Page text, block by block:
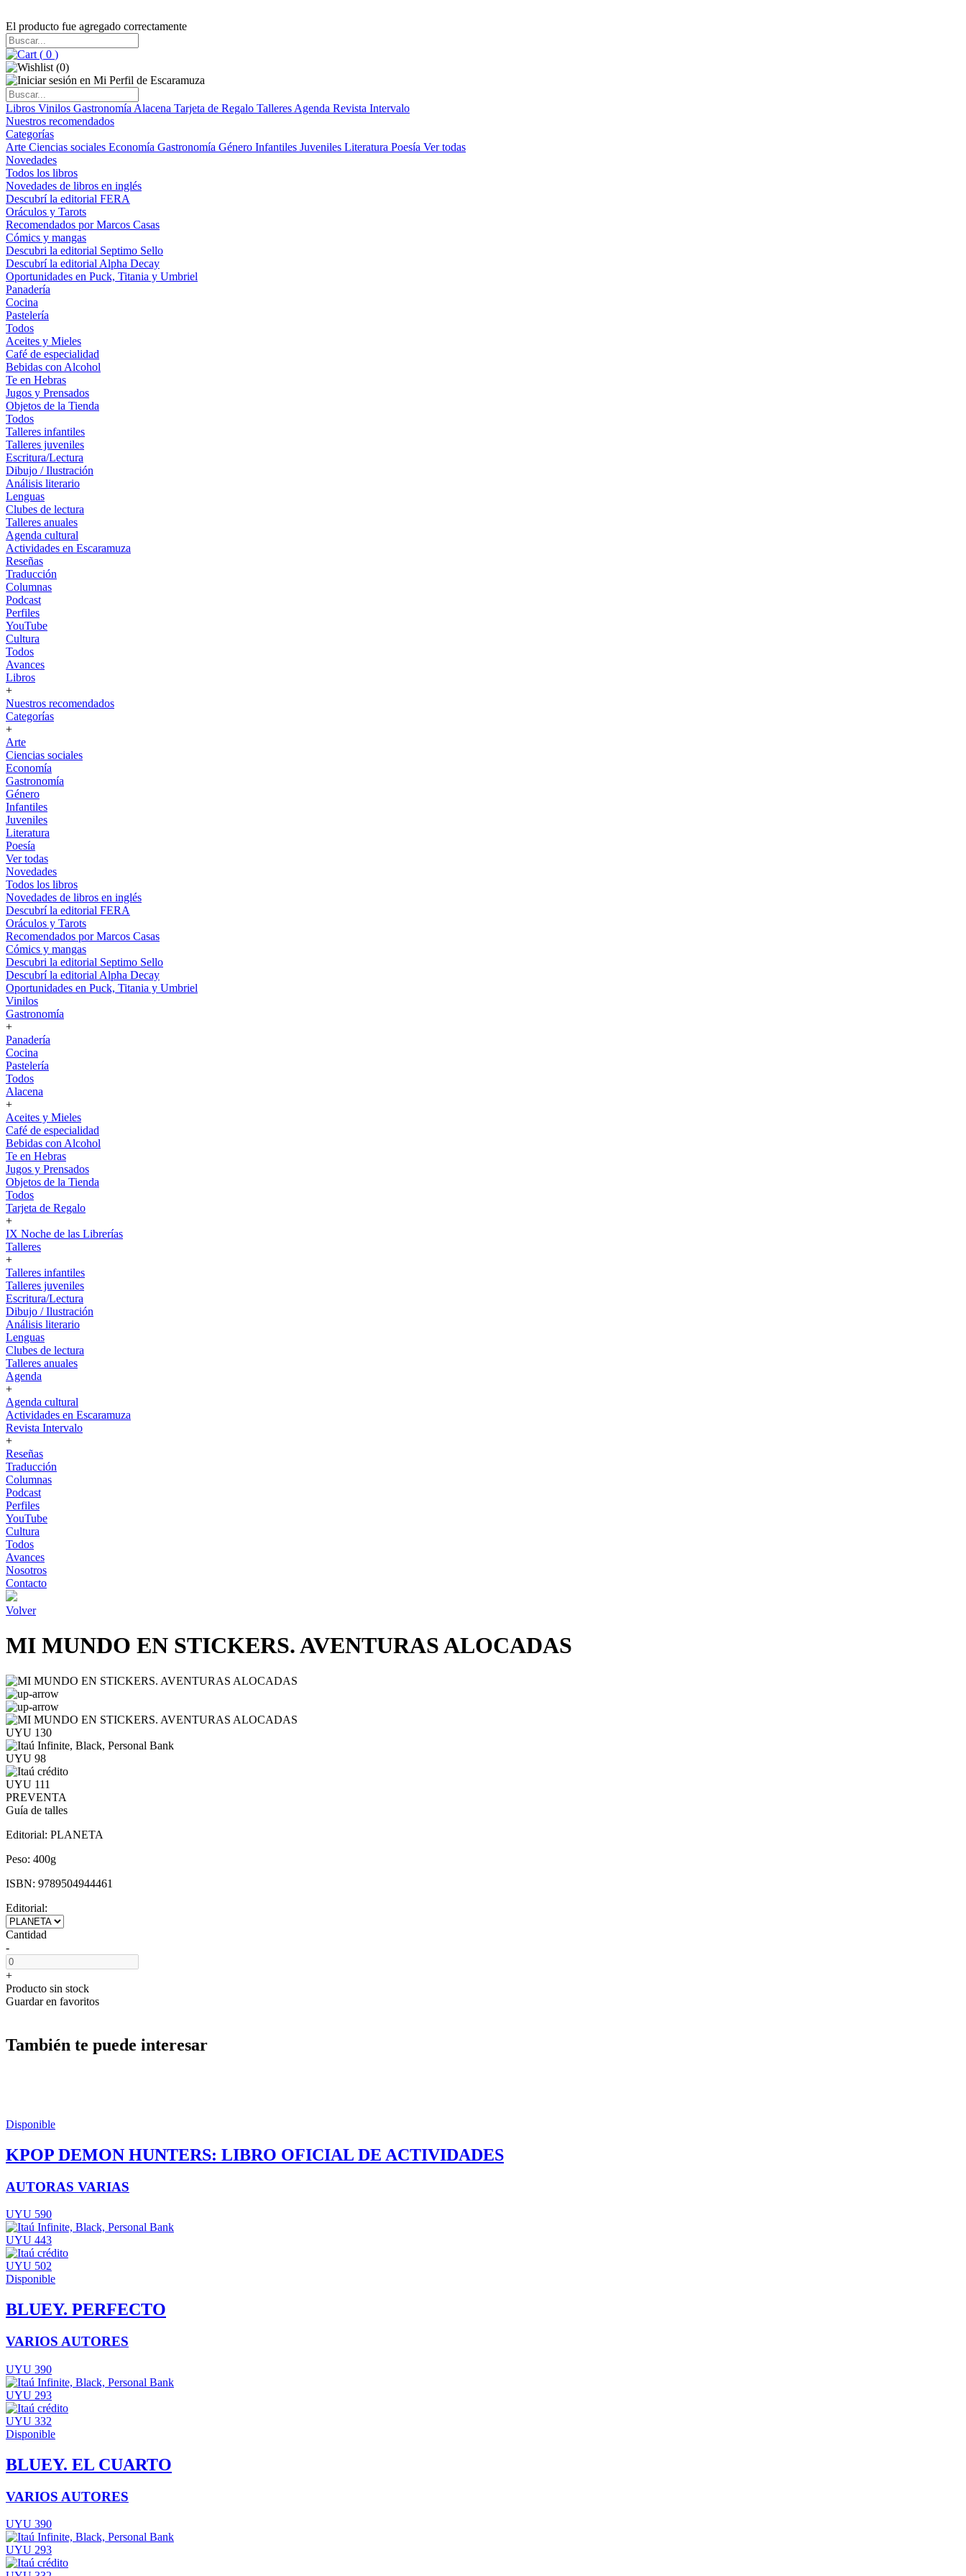
El producto fue agregado correctamente
( 0 )
(0)
Libros Vinilos Gastronomía Alacena Tarjeta de Regalo Talleres Agenda Revista Intervalo
Nuestros recomendados
Categorías
Arte Ciencias sociales Economía Gastronomía Género Infantiles Juveniles Literatura Poesía Ver todas
Novedades
Todos los libros
Novedades de libros en inglés
Descubrí la editorial FERA
Oráculos y Tarots
Recomendados por Marcos Casas
Cómics y mangas
Descubri la editorial Septimo Sello
Descubrí la editorial Alpha Decay
Oportunidades en Puck, Titania y Umbriel
Panadería
Cocina
Pastelería
Todos
Aceites y Mieles
Café de especialidad
Bebidas con Alcohol
Te en Hebras
Jugos y Prensados
Objetos de la Tienda
Todos
Talleres infantiles
Talleres juveniles
Escritura/Lectura
Dibujo / Ilustración
Análisis literario
Lenguas
Clubes de lectura
Talleres anuales
Agenda cultural
Actividades en Escaramuza
Reseñas
Traducción
Columnas
Podcast
Perfiles
YouTube
Cultura
Todos
Avances
Libros
+
Nuestros recomendados
Categorías
+
Arte
Ciencias sociales
Economía
Gastronomía
Género
Infantiles
Juveniles
Literatura
Poesía
Ver todas
Novedades
Todos los libros
Novedades de libros en inglés
Descubrí la editorial FERA
Oráculos y Tarots
Recomendados por Marcos Casas
Cómics y mangas
Descubri la editorial Septimo Sello
Descubrí la editorial Alpha Decay
Oportunidades en Puck, Titania y Umbriel
Vinilos
Gastronomía
+
Panadería
Cocina
Pastelería
Todos
Alacena
+
Aceites y Mieles
Café de especialidad
Bebidas con Alcohol
Te en Hebras
Jugos y Prensados
Objetos de la Tienda
Todos
Tarjeta de Regalo
+
IX Noche de las Librerías
Talleres
+
Talleres infantiles
Talleres juveniles
Escritura/Lectura
Dibujo / Ilustración
Análisis literario
Lenguas
Clubes de lectura
Talleres anuales
Agenda
+
Agenda cultural
Actividades en Escaramuza
Revista Intervalo
+
Reseñas
Traducción
Columnas
Podcast
Perfiles
YouTube
Cultura
Todos
Avances
Nosotros
Contacto
Volver
MI MUNDO EN STICKERS. AVENTURAS ALOCADAS
UYU 130
UYU 98
UYU 111
PREVENTA
Guía de talles
Editorial: PLANETA
Peso: 400g
ISBN: 9789504944461
Editorial:
Cantidad
-
+
Producto sin stock
Guardar en favoritos
También te puede interesar
Disponible
KPOP DEMON HUNTERS: LIBRO OFICIAL DE ACTIVIDADES
AUTORAS VARIAS
UYU 590
UYU 443
UYU 502
Disponible
BLUEY. PERFECTO
VARIOS AUTORES
UYU 390
UYU 293
UYU 332
Disponible
BLUEY. EL CUARTO
VARIOS AUTORES
UYU 390
UYU 293